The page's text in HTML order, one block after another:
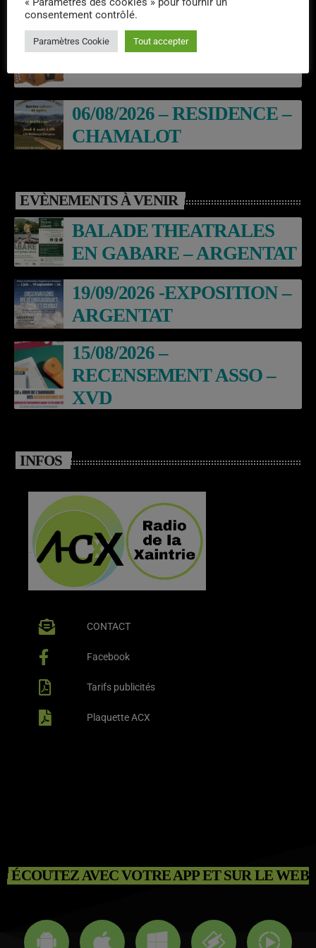
06/08/2026 – RESIDENCE –
CHAMALOT
EVÈNEMENTS À VENIR
BALADE THEATRALES
EN GABARE – ARGENTAT
19/09/2026 -EXPOSITION –
ARGENTAT
15/08/2026 –
RECENSEMENT ASSO –
XVD
INFOS
CONTACT
Facebook
Tarifs publicités
Plaquette ACX
ÉCOUTEZ AVEC VOTRE APP ET SUR LE WEB
consentement contrôlé.
Paramètres Cookie Tout accepter